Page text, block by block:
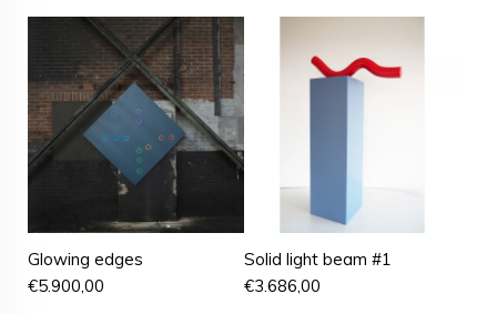
Glowing edges
€5.900,00
Solid light beam #1
€3.686,00